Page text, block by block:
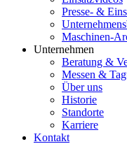
Presse- &
Maschinen-
Unternehmen
Beratung &
Messen &
Über uns
Historie
Standorte
Karriere
Kontakt